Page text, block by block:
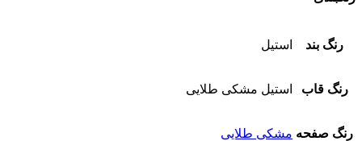
رنگ بند استیل
رنگ قاب استیل مشکی طلایی
رنگ صفحه مشکی طلایی